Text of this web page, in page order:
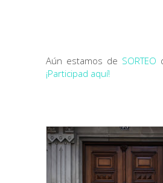
Aún estamos de SORTEO
¡Participad aquí!